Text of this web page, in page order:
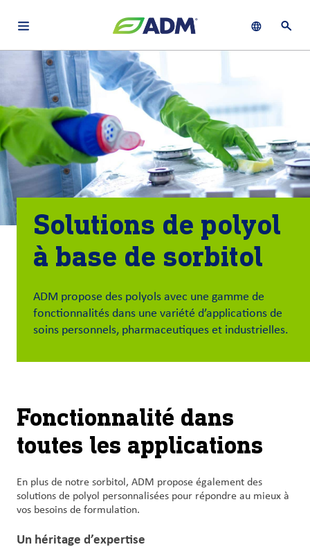
À
propos
d’ADM
Durabilité
Produit
et
Culture
et
Connexion
du client
Approvisionnement
Investisseurs
français (Canada)
English (United States)
Chinese (Simplified, China)
Solutions de polyol
à base de sorbitol
ADM propose des polyols avec une gamme de
fonctionnalités dans une variété d’applications de
soins personnels, pharmaceutiques et industrielles.
Fonctionnalité dans
toutes les applications
En plus de notre sorbitol, ADM propose également des
solutions de polyol personnalisées pour répondre au mieux à
vos besoins de formulation.
Un héritage d’expertise